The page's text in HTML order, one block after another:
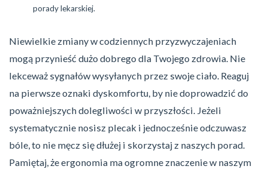
porady lekarskiej.
Niewielkie zmiany w codziennych przyzwyczajeniach
mogą przynieść dużo dobrego dla Twojego zdrowia. Nie
lekceważ sygnałów wysyłanych przez swoje ciało. Reaguj
na pierwsze oznaki dyskomfortu, by nie doprowadzić do
poważniejszych dolegliwości w przyszłości. Jeżeli
systematycznie nosisz plecak i jednocześnie odczuwasz
bóle, to nie męcz się dłużej i skorzystaj z naszych porad.
Pamiętaj, że ergonomia ma ogromne znaczenie w naszym